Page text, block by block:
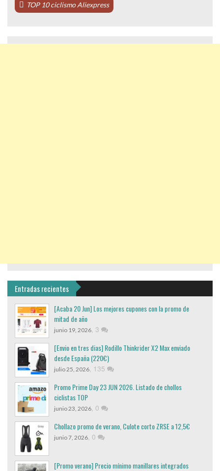
TOP 10 ciclismo Aliexpress
Entradas recientes
[Acaba 20 Jun] Los mejores cupones con la promo de
mitad de año
junio 19, 2026, 3
[Envio en tres dias] Rodillo Thinkrider X2 Max enviado
desde España (220€)
julio 25, 2026, 135
Promo Prime Day 23 JUN 2026. Listado de chollos
ciclistas TOP
junio 23, 2026, 0
Chollazo promo de verano, Culote corto ZRSE a 12,5€
junio 7, 2026, 0
[Promo verano] Precio mínimo manillares integrados